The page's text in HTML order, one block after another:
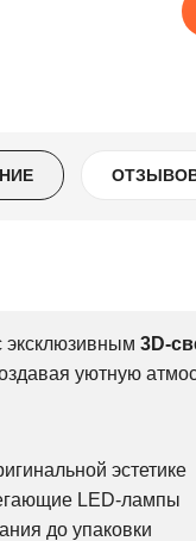
эксклюзивным 3D-
уютную
эстетике
LED-лампы
до упаковки